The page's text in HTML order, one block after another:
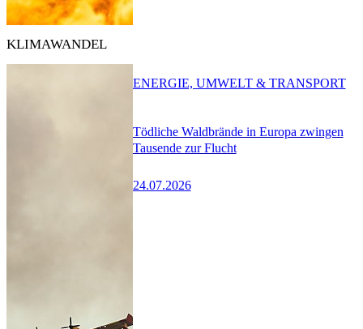
KLIMAWANDEL
Tödliche Waldbrände in Europa zwingen
Tausende zur Flucht
24.07.2026
ENERGIE, UMWELT & TRANSPORT